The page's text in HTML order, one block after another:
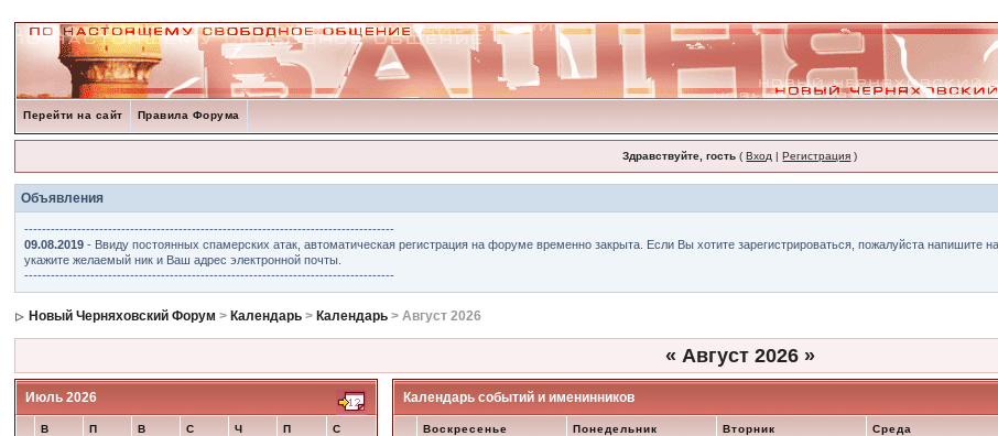
Перейти на сайт Правила Форума
Здравствуйте, гость (Вход |Регистрация )
Объявления
------------------------------------------------------------------------------------
09.08.2019 - Ввиду постоянных спамерских атак, автоматическая регистрация на форуме временно закрыта. Если Вы хотите зарегистрироваться, пожалуйста напишите
укажите желаемый ник и Ваш адрес электронной почты.
------------------------------------------------------------------------------------
Новый Черняховский Форум > Календарь > Календарь > Август 2026
« Август 2026 »
Июль 2026
В П В С Ч П С
Календарь событий и именинников
Воскресенье Понедельник Вторник Среда